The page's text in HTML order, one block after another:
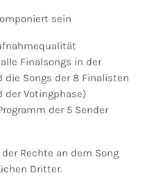
sein
Finalsongs in der
die Songs der 8 Finalisten
der Votingphase)
der 5 Sender
Rechte an dem Song
Dritter.